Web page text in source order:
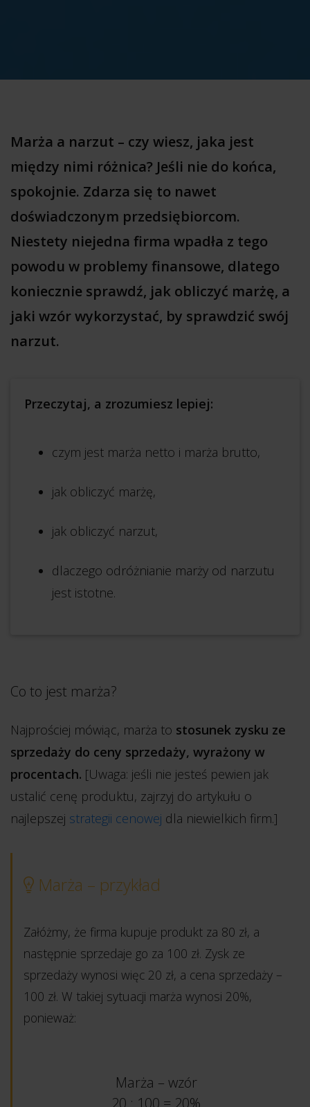
Marża a narzut – czy wiesz, jaka jest
między nimi różnica? Jeśli nie do końca,
spokojnie. Zdarza się to nawet
doświadczonym przedsiębiorcom.
Niestety niejedna firma wpadła z tego
powodu w problemy finansowe, dlatego
koniecznie sprawdź, jak obliczyć marżę, a
jaki wzór wykorzystać, by sprawdzić swój
narzut.
Przeczytaj, a zrozumiesz lepiej:
czym jest marża netto i marża brutto,
jak obliczyć marżę,
jak obliczyć narzut,
dlaczego odróżnianie marży od narzutu
jest istotne.
Co to jest marża?
Najprościej mówiąc, marża to stosunek zysku ze
sprzedaży do ceny sprzedaży, wyrażony w
procentach. [Uwaga: jeśli nie jesteś pewien jak
ustalić cenę produktu, zajrzyj do artykułu o
najlepszej strategii cenowej dla niewielkich firm.]
Marża – przykład
Załóżmy, że firma kupuje produkt za 80 zł, a
następnie sprzedaje go za 100 zł. Zysk ze
sprzedaży wynosi więc 20 zł, a cena sprzedaży –
100 zł. W takiej sytuacji marża wynosi 20%,
ponieważ:
Marża – wzór
20 : 100 = 20%